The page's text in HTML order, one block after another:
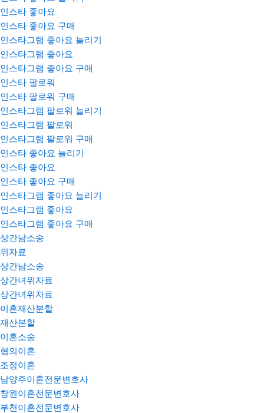
인스타 좋아요
인스타 좋아요 구매
인스타그램 좋아요 늘리기
인스타그램 좋아요
인스타그램 좋아요 구매
인스타 팔로워
인스타 팔로워 구매
인스타그램 팔로워 늘리기
인스타그램 팔로워
인스타그램 팔로워 구매
인스타 좋아요 늘리기
인스타 좋아요
인스타 좋아요 구매
인스타그램 좋아요 늘리기
인스타그램 좋아요
인스타그램 좋아요 구매
상간남소송
위자료
상간남소송
상간녀위자료
상간녀위자료
이혼재산분할
재산분할
이혼소송
협의이혼
조정이혼
남양주이혼전문변호사
창원이혼전문변호사
부천이혼전문변호사